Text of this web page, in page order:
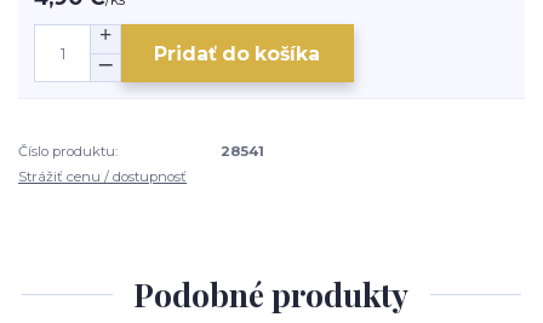
Pridať do košíka
Číslo produktu:
28541
Strážiť cenu / dostupnosť
Podobné produkty